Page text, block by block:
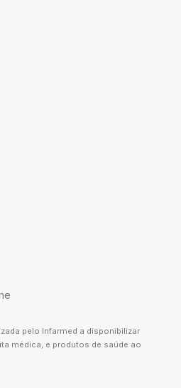
pelo Infarmed a disponibilizar
médica, e produtos de saúde ao